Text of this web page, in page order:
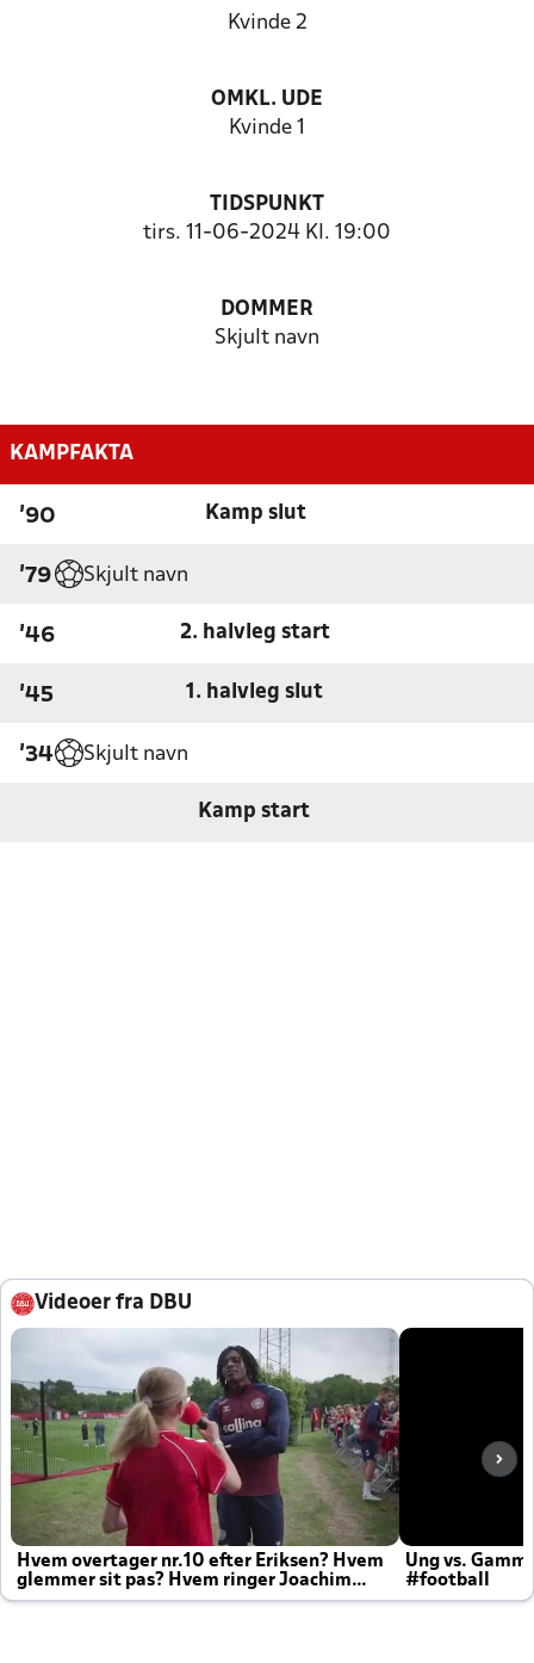
Kvinde 2
OMKL. UDE
Kvinde 1
TIDSPUNKT
tirs. 11-06-2024 Kl. 19:00
DOMMER
Skjult navn
KAMPFAKTA
'90 Kamp slut
'79 Skjult navn
'46 2. halvleg start
'45 1. halvleg slut
'34 Skjult navn
Kamp start
Videoer fra DBU
Hvem overtager nr.10 efter Eriksen? Hvem
glemmer sit pas? Hvem ringer Joachim
altid til efter kampe?
Ung vs.
#football